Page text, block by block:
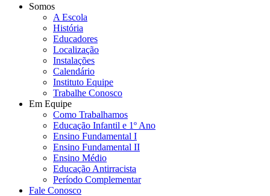
Somos
A Escola
História
Educadores
Localização
Instalações
Calendário
Instituto Equipe
Trabalhe Conosco
Em Equipe
Como Trabalhamos
Educação Infantil e 1º Ano
Ensino Fundamental I
Ensino Fundamental II
Ensino Médio
Educação Antirracista
Período Complementar
Fale Conosco